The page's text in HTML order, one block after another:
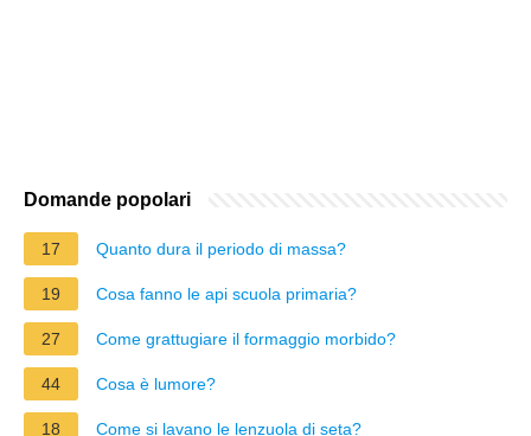
Domande popolari
17 Quanto dura il periodo di massa?
19 Cosa fanno le api scuola primaria?
27 Come grattugiare il formaggio morbido?
44 Cosa è lumore?
18 Come si lavano le lenzuola di seta?